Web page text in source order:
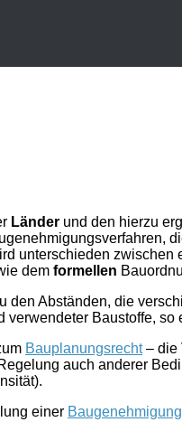
Länder und den hierzu
unterschieden zwischen
dem formellen
den Abständen, die
Baustoffe,
Bauplanungsrecht– die
auch anderer
einer Baugenehmigung